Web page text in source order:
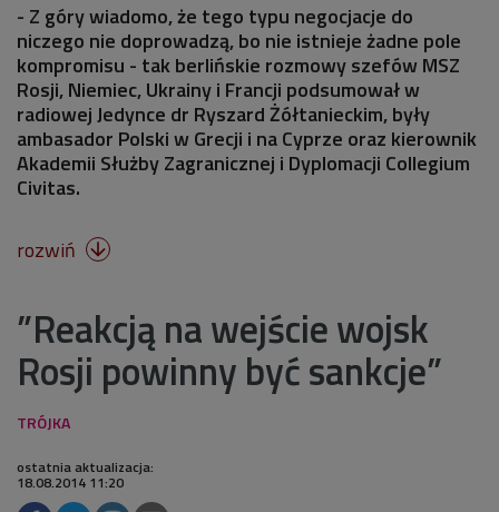
- Z góry wiadomo, że tego typu negocjacje do
niczego nie doprowadzą, bo nie istnieje żadne pole
kompromisu - tak berlińskie rozmowy szefów MSZ
Rosji, Niemiec, Ukrainy i Francji podsumował w
radiowej Jedynce dr Ryszard Żółtanieckim, były
ambasador Polski w Grecji i na Cyprze oraz kierownik
Akademii Służby Zagranicznej i Dyplomacji Collegium
Civitas.
rozwiń 
”Reakcją na wejście wojsk
Rosji powinny być sankcje”
ostatnia aktualizacja:
18.08.2014 11:20